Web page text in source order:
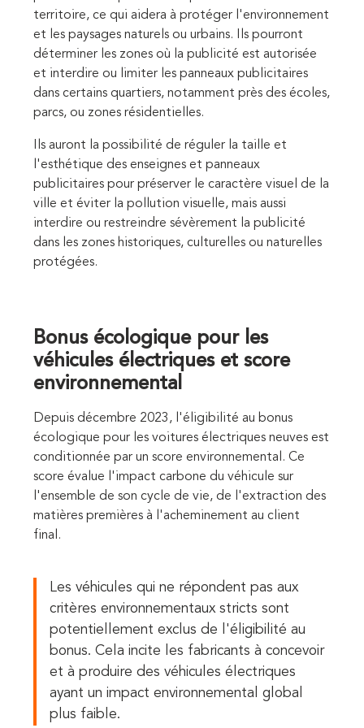
territoire, ce qui aidera à protéger l'environnement
et les paysages naturels ou urbains. Ils pourront
déterminer les zones où la publicité est autorisée
et interdire ou limiter les panneaux publicitaires
dans certains quartiers, notamment près des écoles,
parcs, ou zones résidentielles.
Ils auront la possibilité de réguler la taille et
l'esthétique des enseignes et panneaux
publicitaires pour préserver le caractère visuel de la
ville et éviter la pollution visuelle, mais aussi
interdire ou restreindre sévèrement la publicité
dans les zones historiques, culturelles ou naturelles
protégées.
Bonus écologique pour les
véhicules électriques et score
environnemental
Depuis décembre 2023, l'éligibilité au bonus
écologique pour les voitures électriques neuves est
conditionnée par un score environnemental. Ce
score évalue l'impact carbone du véhicule sur
l'ensemble de son cycle de vie, de l'extraction des
matières premières à l'acheminement au client
final.
Les véhicules qui ne répondent pas aux
critères environnementaux stricts sont
potentiellement exclus de l'éligibilité au
bonus. Cela incite les fabricants à concevoir
et à produire des véhicules électriques
ayant un impact environnemental global
plus faible.